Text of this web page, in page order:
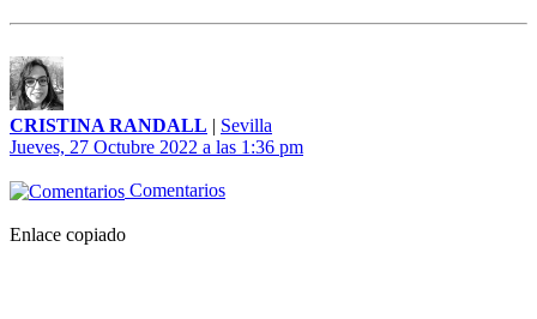
CRISTINA RANDALL | Sevilla
Jueves, 27 Octubre 2022 a las 1:36 pm
Comentarios
Enlace copiado